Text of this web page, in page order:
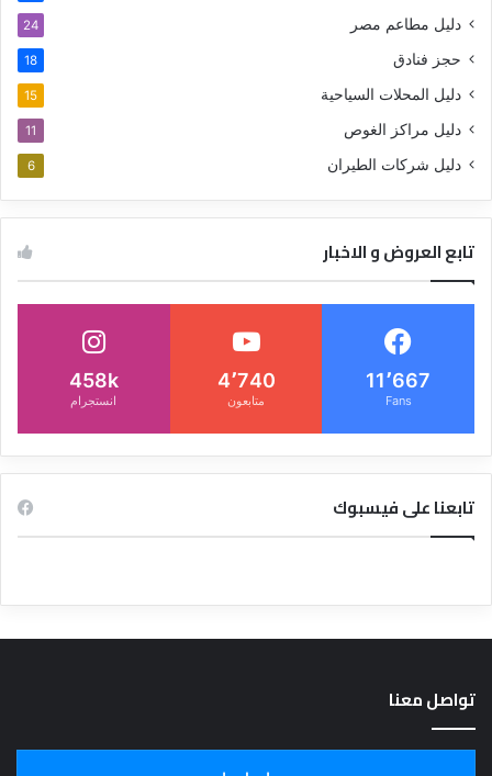
دليل مطاعم مصر 24
حجز فنادق 18
دليل المحلات السياحية 15
دليل مراكز الغوص 11
دليل شركات الطيران 6
تابع العروض و الاخبار
11٬667
Fans
4٬740
متابعون
458k
انستجرام
تابعنا على فيسبوك
تواصل معنا